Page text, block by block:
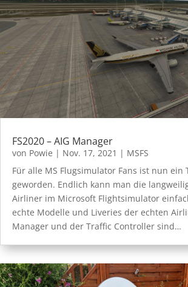
FS2020 – AIG Manager
von Powie | Nov. 17, 2021 | MSFS
Für alle MS Flugsimulator Fans ist nun ein
geworden. Endlich kann man die
Airliner im Microsoft Flightsimulator
echte Modelle und Liveries der echten
Manager und der Traffic Controller sind…